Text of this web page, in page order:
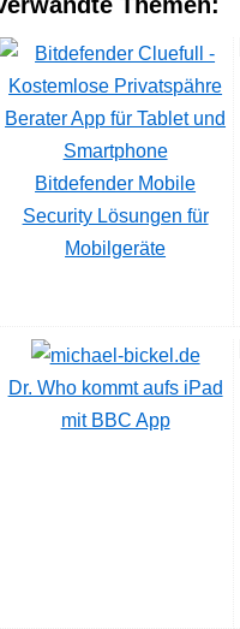
Bitdefender Mobile
Security Lösungen für
Mobilgeräte
Dr. Who kommt aufs iPad
mit BBC App